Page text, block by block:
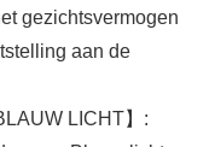
gezichtsvermogen
aan de
LICHT】: